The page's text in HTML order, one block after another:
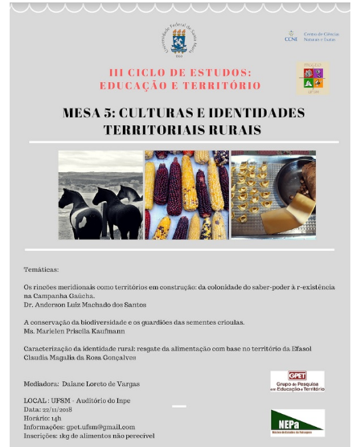
Ministério da Cidadania
Ministério da Ciência, Tecnologia, Inovações e Comunicações
Ministério do Meio Ambiente
Ministério do Turismo
Ministério do Desenvolvimento Regional
Controladoria-Geral da União
Ministério da Mulher, da Família e dos Direitos Humanos
Secretaria-Geral
Secretaria de Governo